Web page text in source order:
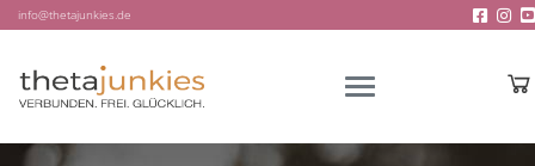
info@thetajunkies.de